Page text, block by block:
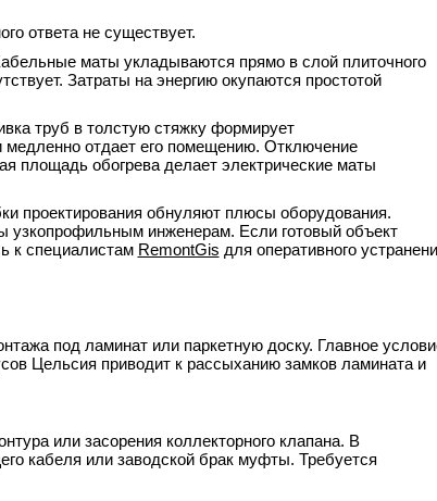
ответа не существует.
маты укладываются прямо в слой плиточного
Затраты на энергию окупаются простотой
труб в толстую стяжку формирует
медленно отдает его помещению. Отключение
площадь обогрева делает электрические маты
проектирования обнуляют плюсы оборудования.
узкопрофильным инженерам. Если готовый объект
к специалистам RemontGis для оперативного
под ламинат или паркетную доску. Главное
Цельсия приводит к рассыханию замков ламината и
или засорения коллекторного клапана. В
кабеля или заводской брак муфты. Требуется